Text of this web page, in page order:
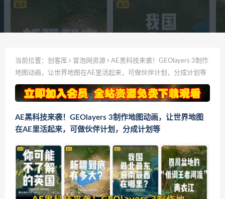
当前位置： 创客库 冒泡网资源
AE黑科技来袭！GEOlayers 3制作
地图动画，让世界地图在AE里活起来，可做伙伴计划，分成计划等
AE黑科技来袭！GEOlayers 3制作地图动画，让世界地图
在AE里活起来，可做伙伴计划，分成计划等